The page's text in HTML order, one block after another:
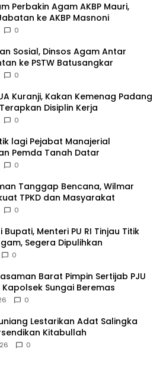
Perbakin Agam AKBP Mauri,
ke AKBP Masnoni
0
Sosial, Dinsos Agam Antar
ke PSTW Batusangkar
0
Kuranji, Kakan Kemenag Padang
Disiplin Kerja
0
lagi Pejabat Manajerial
Pemda Tanah Datar
0
Tanggap Bencana, Wilmar
TPKD dan Masyarakat
0
Bupati, Menteri PU RI Tinjau Titik
Segera Dipulihkan
0
Barat Pimpin Sertijab PJU
Sungai Beremas
0
Lestarikan Adat Salingka
Kitabullah
0